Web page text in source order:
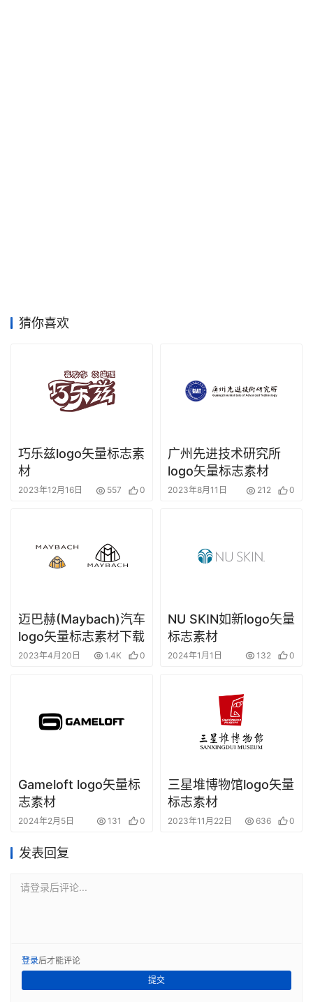
竞
猜你喜欢
巧乐兹logo矢量标志素
材
2023年12月16日 557 0
广州先进技术研究所
logo矢量标志素材
2023年8月11日 212 0
迈巴赫(Maybach)汽车
logo矢量标志素材下载
2023年4月20日 1.4K 0
NU SKIN如新logo矢量
标志素材
2024年1月1日 132 0
Gameloft logo矢量标
志素材
2024年2月5日 131 0
三星堆博物馆logo矢量
标志素材
2023年11月22日 636 0
发表回复
请登录后评论...
登录后才能评论
提交